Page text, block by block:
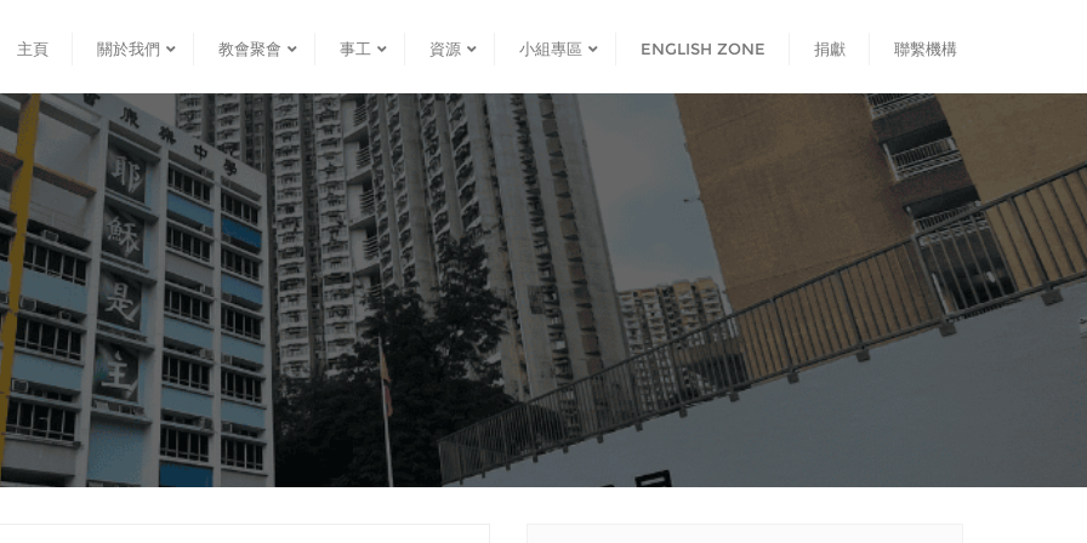
主頁 關於我們 教會聚會 事工 資源 小組專區 ENGLISH ZONE 捐獻 聯繫機構